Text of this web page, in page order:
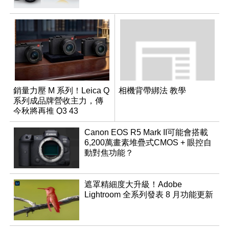
銷量力壓 M 系列！Leica Q
系列成品牌營收主力，傳
今秋將再推 Q3 43
Monochrom
相機背帶綁法 教學
Canon EOS R5 Mark II可能會搭載
6,200萬畫素堆疊式CMOS + 眼控自
動對焦功能？
遮罩精細度大升級！Adobe
Lightroom 全系列發表 8 月功能更新